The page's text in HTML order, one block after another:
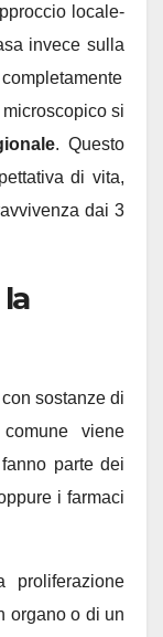
locale-
invece sulla
si
. Questo
di vita,
dai 3
sostanze di
viene
parte dei
i farmaci
proliferazione
organo o di un